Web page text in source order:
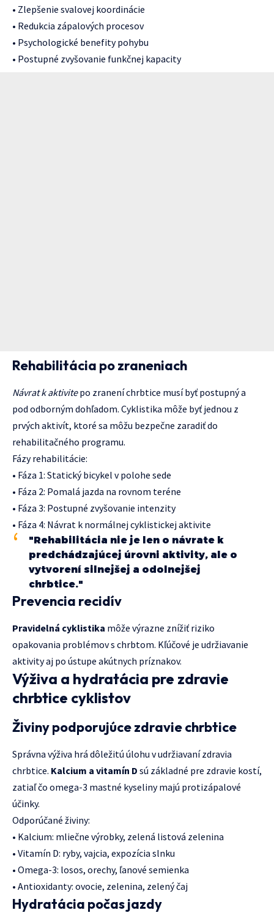
• Zlepšenie svalovej koordinácie
• Redukcia zápalových procesov
• Psychologické benefity pohybu
• Postupné zvyšovanie funkčnej kapacity
Rehabilitácia po zraneniach
Návrat k aktivitepo zranení chrbtice musí byť postupný a
pod odborným dohľadom. Cyklistika môže byť jednou z
prvých aktivít, ktoré sa môžu bezpečne zaradiť do
rehabilitačného programu.
Fázy rehabilitácie:
• Fáza 1: Statický bicykel v polohe sede
• Fáza 2: Pomalá jazda na rovnom teréne
• Fáza 3: Postupné zvyšovanie intenzity
• Fáza 4: Návrat k normálnej cyklistickej aktivite
"Rehabilitácia nie je len o návrate k
predchádzajúcej úrovni aktivity, ale o
vytvorení silnejšej a odolnejšej
chrbtice."
Prevencia recidív
Pravidelná cyklistika môže výrazne znížiť riziko
opakovania problémov s chrbtom. Kľúčové je udržiavanie
aktivity aj po ústupe akútnych príznakov.
Výživa a hydratácia pre zdravie
chrbtice cyklistov
Živiny podporujúce zdravie chrbtice
Správna výživa hrá dôležitú úlohu v udržiavaní zdravia
chrbtice. Kalcium a vitamín D sú základné pre zdravie kostí,
zatiaľ čo omega-3 mastné kyseliny majú protizápalové
účinky.
Odporúčané živiny:
• Kalcium: mliečne výrobky, zelená listová zelenina
• Vitamín D: ryby, vajcia, expozícia slnku
• Omega-3: losos, orechy, ľanové semienka
• Antioxidanty: ovocie, zelenina, zelený čaj
Hydratácia počas jazdy